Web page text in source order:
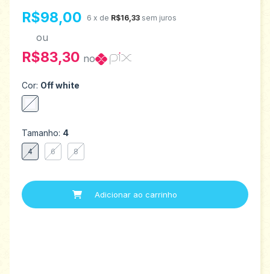
R$98,00 6 x de R$16,33 sem juros
ou
R$83,30 no
Cor: Off white
Tamanho: 4
4 6 8